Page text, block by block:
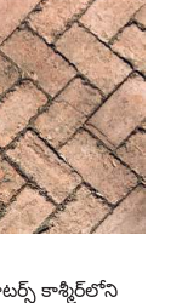
కాశ్మీర్‌లోని